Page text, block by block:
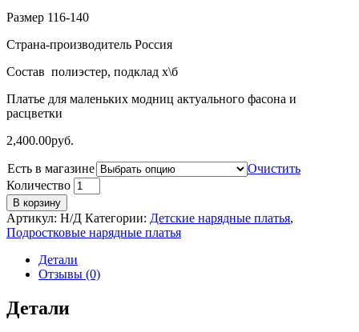
Размер 116-140
Страна-производитель Россия
Состав полиэстер, подклад х\б
Платье для маленьких модниц актуального фасона и
расцветки
2,400.00руб.
Есть в магазине
Очистить
Количество
В корзину
Артикул: Н/Д Категории: Детские нарядные платья,
Подростковые нарядные платья
Детали
Отзывы (0)
Детали